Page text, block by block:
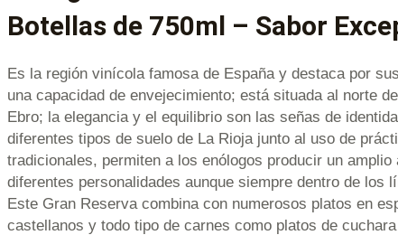
Botellas de 750ml – Sabor
Es la región vinícola famosa de España y destaca por
una capacidad de envejecimiento; está situada al norte
Ebro; la elegancia y el equilibrio son las señas de
diferentes tipos de suelo de La Rioja junto al uso de
tradicionales, permiten a los enólogos producir un amplio
diferentes personalidades aunque siempre dentro de los
Este Gran Reserva combina con numerosos platos en
castellanos y todo tipo de carnes como platos de cuchara